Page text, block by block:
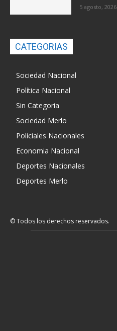
5 agosto, 2026
CATEGORIAS
Sociedad Nacional
Política Nacional
Sin Categoria
Sociedad Merlo
Policiales Nacionales
Economia Nacional
Deportes Nacionales
Deportes Merlo
© Todos los derechos reservados.